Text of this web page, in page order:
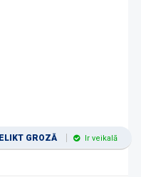
IELIKT GROZĀ Ir veikalā